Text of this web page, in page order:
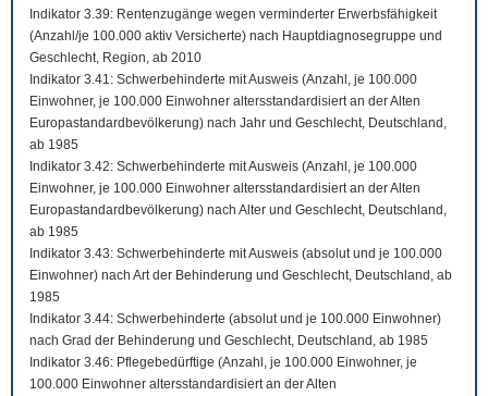
Indikator 3.39: Rentenzugänge wegen verminderter Erwerbsfähigkeit
(Anzahl/je 100.000 aktiv Versicherte) nach Hauptdiagnosegruppe und
Geschlecht, Region, ab 2010
Indikator 3.41: Schwerbehinderte mit Ausweis (Anzahl, je 100.000
Einwohner, je 100.000 Einwohner altersstandardisiert an der Alten
Europastandardbevölkerung) nach Jahr und Geschlecht, Deutschland,
ab 1985
Indikator 3.42: Schwerbehinderte mit Ausweis (Anzahl, je 100.000
Einwohner, je 100.000 Einwohner altersstandardisiert an der Alten
Europastandardbevölkerung) nach Alter und Geschlecht, Deutschland,
ab 1985
Indikator 3.43: Schwerbehinderte mit Ausweis (absolut und je 100.000
Einwohner) nach Art der Behinderung und Geschlecht, Deutschland, ab
1985
Indikator 3.44: Schwerbehinderte (absolut und je 100.000 Einwohner)
nach Grad der Behinderung und Geschlecht, Deutschland, ab 1985
Indikator 3.46: Pflegebedürftige (Anzahl, je 100.000 Einwohner, je
100.000 Einwohner altersstandardisiert an der Alten